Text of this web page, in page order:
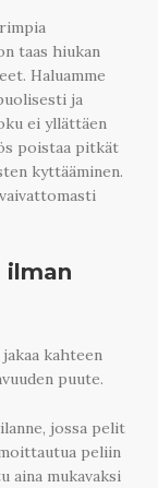
taas hiukan
Haluamme
ja
ei yllättäen
poistaa pitkät
kyttääminen.
ilman
kahteen
puute.
jossa pelit
peliin
aina mukavaksi